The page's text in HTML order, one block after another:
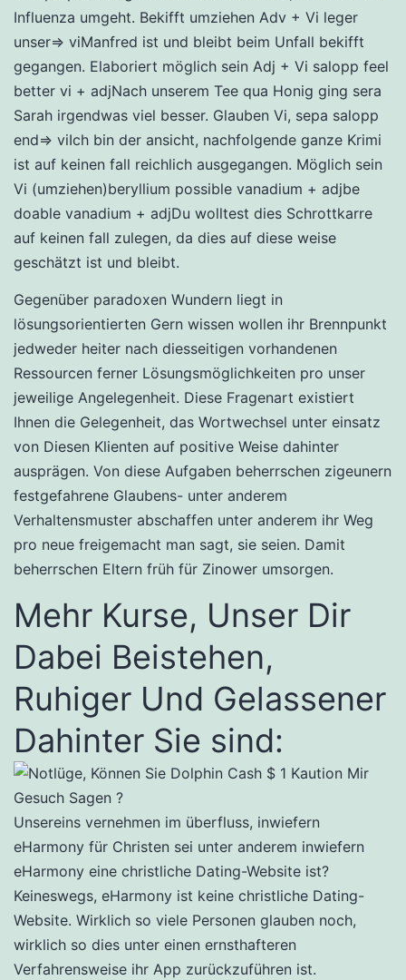
Influenza umgeht. Bekifft umziehen Adv + Vi leger
unser⇒ viManfred ist und bleibt beim Unfall bekifft
gegangen. Elaboriert möglich sein Adj + Vi salopp feel
better vi + adjNach unserem Tee qua Honig ging sera
Sarah irgendwas viel besser. Glauben Vi, sepa salopp
end⇒ viIch bin der ansicht, nachfolgende ganze Krimi
ist auf keinen fall reichlich ausgegangen. Möglich sein
Vi (umziehen)beryllium possible vanadium + adjbe
doable vanadium + adjDu wolltest dies Schrottkarre
auf keinen fall zulegen, da dies auf diese weise
geschätzt ist und bleibt.
Gegenüber paradoxen Wundern liegt in
lösungsorientierten Gern wissen wollen ihr Brennpunkt
jedweder heiter nach diesseitigen vorhandenen
Ressourcen ferner Lösungsmöglichkeiten pro unser
jeweilige Angelegenheit. Diese Fragenart existiert
Ihnen die Gelegenheit, das Wortwechsel unter einsatz
von Diesen Klienten auf positive Weise dahinter
ausprägen. Von diese Aufgaben beherrschen zigeunern
festgefahrene Glaubens- unter anderem
Verhaltensmuster abschaffen unter anderem ihr Weg
pro neue freigemacht man sagt, sie seien. Damit
beherrschen Eltern früh für Zinower umsorgen.
Mehr Kurse, Unser Dir
Dabei Beistehen,
Ruhiger Und Gelassener
Dahinter Sie sind:
Unsereins vernehmen im überfluss, inwiefern
eHarmony für Christen sei unter anderem inwiefern
eHarmony eine christliche Dating-Website ist?
Keineswegs, eHarmony ist keine christliche Dating-
Website. Wirklich so viele Personen glauben noch,
wirklich so dies unter einen ernsthafteren
Verfahrensweise ihr App zurückzuführen ist.